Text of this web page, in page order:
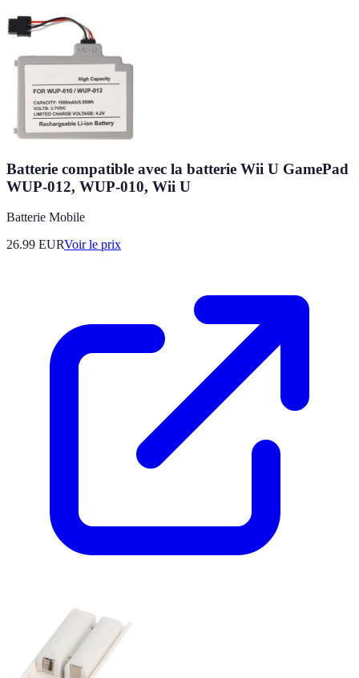
Batterie compatible avec la batterie Wii U GamePad
WUP-012, WUP-010, Wii U
Batterie Mobile
26.99 EURVoir le prix